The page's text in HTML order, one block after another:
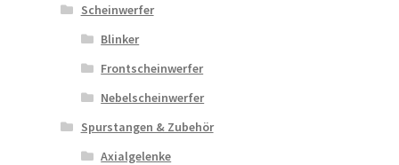
Scheinwerfer
Blinker
Frontscheinwerfer
Nebelscheinwerfer
Spurstangen & Zubehör
Axialgelenke